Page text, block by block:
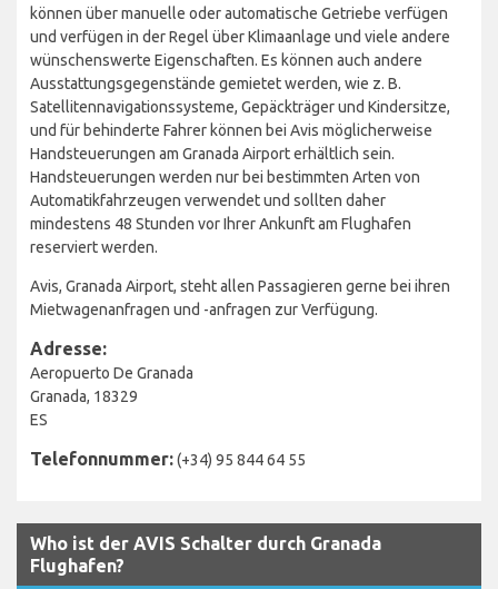
können über manuelle oder automatische Getriebe verfügen
und verfügen in der Regel über Klimaanlage und viele andere
wünschenswerte Eigenschaften. Es können auch andere
Ausstattungsgegenstände gemietet werden, wie z. B.
Satellitennavigationssysteme, Gepäckträger und Kindersitze,
und für behinderte Fahrer können bei Avis möglicherweise
Handsteuerungen am Granada Airport erhältlich sein.
Handsteuerungen werden nur bei bestimmten Arten von
Automatikfahrzeugen verwendet und sollten daher
mindestens 48 Stunden vor Ihrer Ankunft am Flughafen
reserviert werden.
Avis, Granada Airport, steht allen Passagieren gerne bei ihren
Mietwagenanfragen und -anfragen zur Verfügung.
Adresse:
Aeropuerto De Granada
Granada, 18329
ES
Telefonnummer:(+34) 95 844 64 55
Who ist der AVIS Schalter durch Granada
Flughafen?